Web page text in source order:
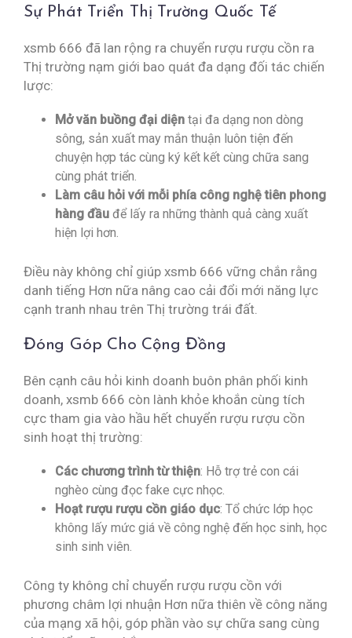
Sự Phát Triển Thị Trường Quốc Tế
xsmb 666 đã lan rộng ra chuyển rượu rượu cồn ra
Thị trường nạm giới bao quát đa dạng đối tác chiến
lược:
Mở văn buồng đại diện tại đa dạng non dòng
sông, sản xuất may mắn thuận luôn tiện đến
chuyện hợp tác cùng ký kết kết cùng chữa sang
cùng phát triển.
Làm câu hỏi với mỗi phía công nghệ tiên phong
hàng đầu để lấy ra những thành quả càng xuất
hiện lợi hơn.
Điều này không chỉ giúp xsmb 666 vững chắn rằng
danh tiếng Hơn nữa nâng cao cải đổi mới năng lực
cạnh tranh nhau trên Thị trường trái đất.
Đóng Góp Cho Cộng Đồng
Bên cạnh câu hỏi kinh doanh buôn phân phối kinh
doanh, xsmb 666 còn lành khỏe khoắn cùng tích
cực tham gia vào hầu hết chuyển rượu rượu cồn
sinh hoạt thị trường:
Các chương trình từ thiện: Hỗ trợ trẻ con cái
nghèo cùng đọc fake cực nhọc.
Hoạt rượu rượu cồn giáo dục: Tổ chức lớp học
không lấy mức giá về công nghệ đến học sinh, học
sinh sinh viên.
Công ty không chỉ chuyển rượu rượu cồn với
phương châm lợi nhuận Hơn nữa thiên về công năng
của mạng xã hội, góp phần vào sự chữa sang cùng